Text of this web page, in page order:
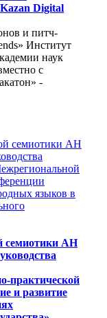
Digital
и питч-
Институт
наук
с
-
семиотики АН
практической
и развитие